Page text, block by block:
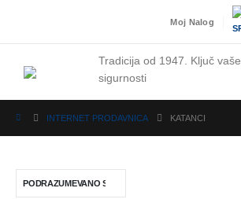
Moj Nalog
Tradicija od 1947.
Ključ vaše
sigurnosti
INTERNET PRODAVNICA KATANCI